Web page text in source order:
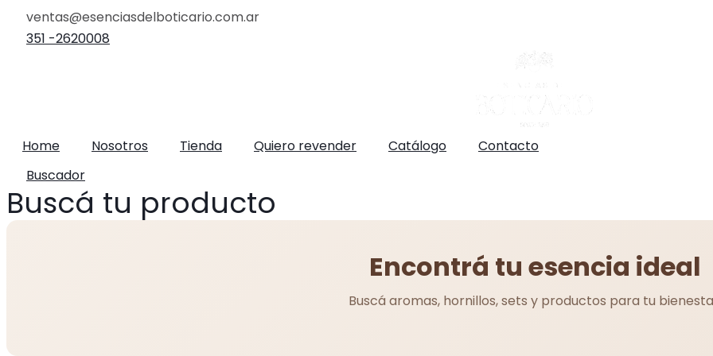
ventas@esenciasdelboticario.com.ar
351 -2620008
Home Nosotros Tienda Quiero revender Catálogo
Contacto
Buscador
Buscá tu producto
Encontrá tu esencia ideal
Buscá aromas, hornillos, sets y productos para tu